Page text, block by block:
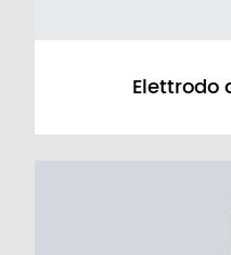
Elettrodo